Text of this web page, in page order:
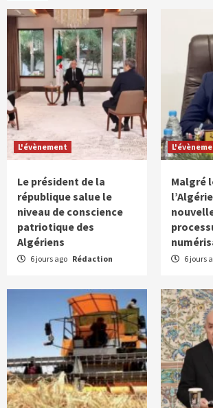
L'évènement
Le président de la
république salue le
niveau de conscience
patriotique des
Algériens
6 jours ago Rédaction
Malgré
6 jours